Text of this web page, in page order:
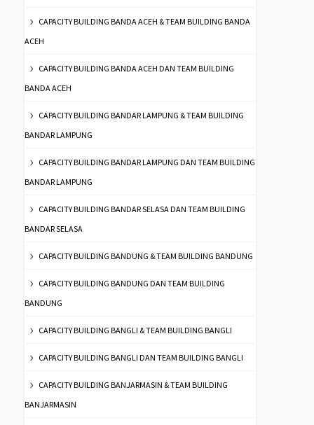
CAPACITY BUILDING BANDA ACEH & TEAM BUILDING BANDA
ACEH
CAPACITY BUILDING BANDA ACEH DAN TEAM BUILDING
BANDA ACEH
CAPACITY BUILDING BANDAR LAMPUNG & TEAM BUILDING
BANDAR LAMPUNG
CAPACITY BUILDING BANDAR LAMPUNG DAN TEAM BUILDING
BANDAR LAMPUNG
CAPACITY BUILDING BANDAR SELASA DAN TEAM BUILDING
BANDAR SELASA
CAPACITY BUILDING BANDUNG & TEAM BUILDING BANDUNG
CAPACITY BUILDING BANDUNG DAN TEAM BUILDING
BANDUNG
CAPACITY BUILDING BANGLI & TEAM BUILDING BANGLI
CAPACITY BUILDING BANGLI DAN TEAM BUILDING BANGLI
CAPACITY BUILDING BANJARMASIN & TEAM BUILDING
BANJARMASIN